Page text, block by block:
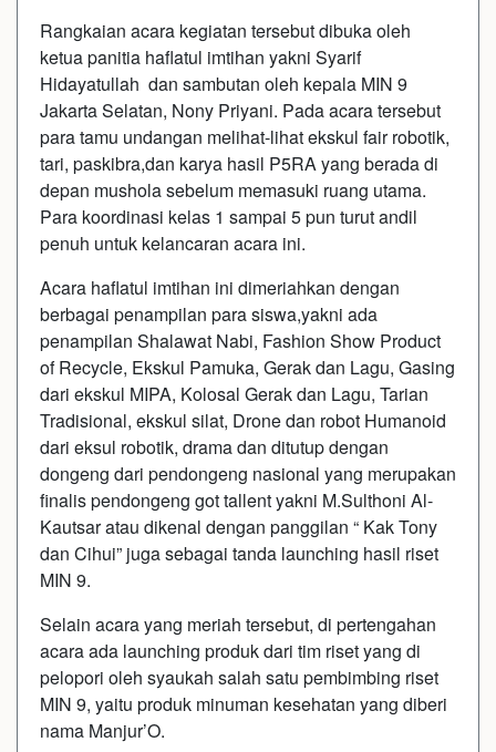
Rangkaian acara kegiatan tersebut dibuka oleh
ketua panitia haflatul imtihan yakni Syarif
Hidayatullah dan sambutan oleh kepala MIN 9
Jakarta Selatan, Nony Priyani. Pada acara tersebut
para tamu undangan melihat-lihat ekskul fair robotik,
tari, paskibra,dan karya hasil P5RA yang berada di
depan mushola sebelum memasuki ruang utama.
Para koordinasi kelas 1 sampai 5 pun turut andil
penuh untuk kelancaran acara ini.
Acara haflatul imtihan ini dimeriahkan dengan
berbagai penampilan para siswa,yakni ada
penampilan Shalawat Nabi, Fashion Show Product
of Recycle, Ekskul Pamuka, Gerak dan Lagu, Gasing
dari ekskul MIPA, Kolosal Gerak dan Lagu, Tarian
Tradisional, ekskul silat, Drone dan robot Humanoid
dari eksul robotik, drama dan ditutup dengan
dongeng dari pendongeng nasional yang merupakan
finalis pendongeng got tallent yakni M.Sulthoni Al-
Kautsar atau dikenal dengan panggilan “ Kak Tony
dan Cihui” juga sebagai tanda launching hasil riset
MIN 9.
Selain acara yang meriah tersebut, di pertengahan
acara ada launching produk dari tim riset yang di
pelopori oleh syaukah salah satu pembimbing riset
MIN 9, yaitu produk minuman kesehatan yang diberi
nama Manjur’O.